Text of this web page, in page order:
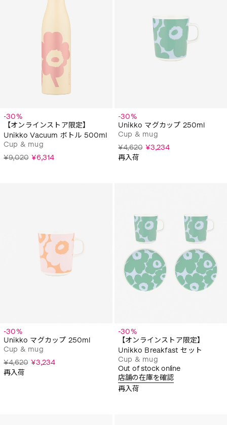
-30%
【オンラインストア限定】
Unikko Vacuum ボトル 500ml
Cup & mug
¥9,020 ¥6,314
-30%
Unikko マグカップ 250ml
Cup & mug
¥4,620 ¥3,234
再入荷
-30%
Unikko マグカップ 250ml
Cup & mug
¥4,620 ¥3,234
再入荷
-30%
【オンラインストア限定】
Unikko Breakfast セット
Cup & mug
Out of stock online
店舗の在庫を確認
再入荷